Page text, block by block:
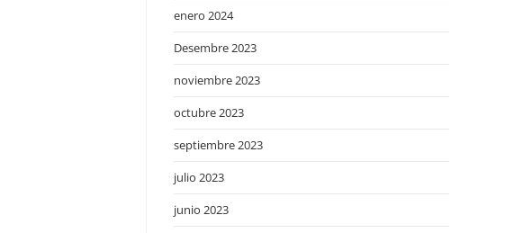
enero 2024
Desembre 2023
noviembre 2023
octubre 2023
septiembre 2023
julio 2023
junio 2023